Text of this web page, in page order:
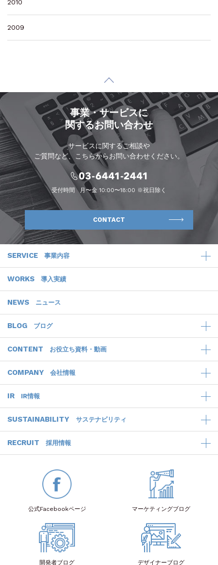
2010
2009
事業・サービスに
関するお問い合わせ
サービスに関するご相談や
ご質問など、こちらからお問い合わせください。
受付時間 月〜金 10:00〜18:00 ※祝日除く
CONTACT
SERVICE 事業内容
WORKS 導入実績
NEWS ニュース
BLOG ブログ
CONTENT お役立ち資料・動画
COMPANY 会社情報
IR IR情報
SUSTAINABILITY サステナビリティ
RECRUIT 採用情報
公式Facebookページ マーケティングブログ
開発者ブログ デザイナーブログ